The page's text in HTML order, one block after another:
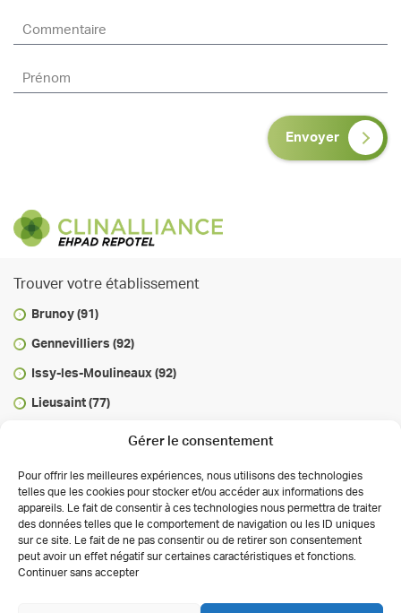
Gérer le consentement
Pour offrir les meilleures expériences, nous utilisons des technologies
telles que les cookies pour stocker et/ou accéder aux informations des
appareils. Le fait de consentir à ces technologies nous permettra de traiter
des données telles que le comportement de navigation ou les ID uniques
sur ce site. Le fait de ne pas consentir ou de retirer son consentement
peut avoir un effet négatif sur certaines caractéristiques et fonctions.
Continuer sans accepter
Envoyer
Trouver votre établissement
Brunoy (91)
Gennevilliers (92)
Issy-les-Moulineaux (92)
Lieusaint (77)
Paris Gambetta (75)
Savigny-le-Temple (77)
Voisins-le-Bretonneux (78)